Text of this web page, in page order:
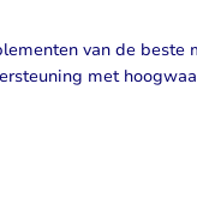
van de beste
met